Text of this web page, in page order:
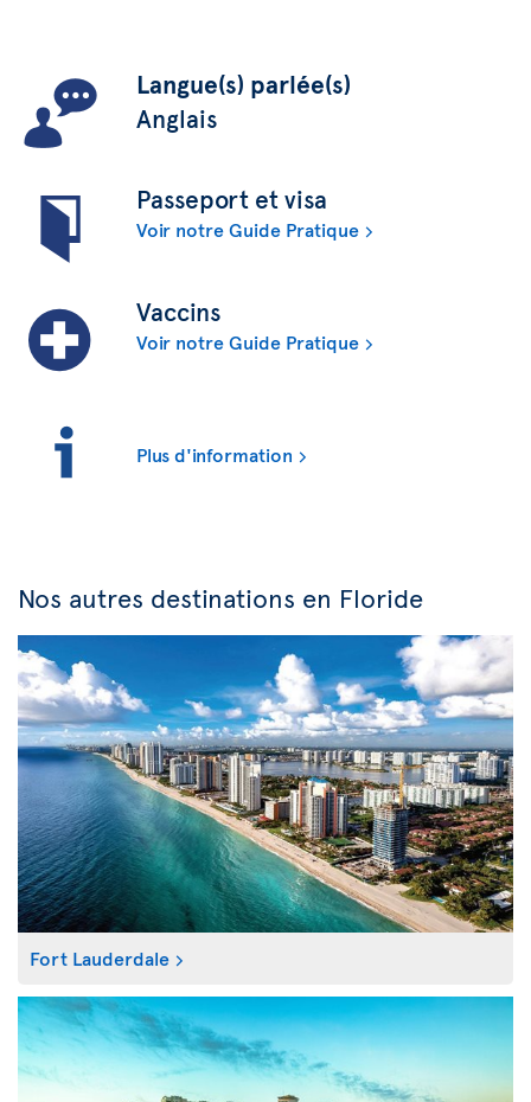
Langue(s) parlée(s)
Anglais
Passeport et visa
Voir notre Guide Pratique
Vaccins
Voir notre Guide Pratique
Plus d'information
Nos autres destinations en Floride
Fort Lauderdale